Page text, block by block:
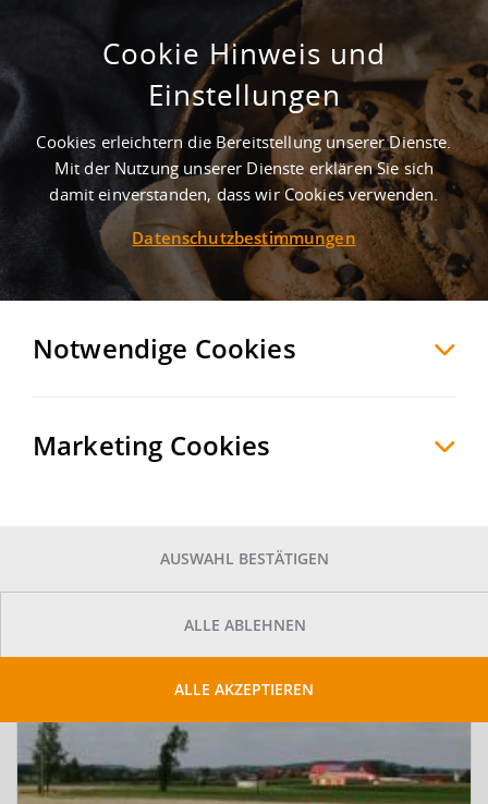
1 Treffer -Gewerbegebiete in Aidenbach
Aidenbach
Möchten Sie diese Suche als Suchauftrag
Objekte informiert werden?
Cookie Hinweis und
Einstellungen
Cookies erleichtern die Bereitstellung unserer Dienste.
Mit der Nutzung unserer Dienste erklären Sie sich
damit einverstanden, dass wir Cookies verwenden.
Datenschutzbestimmungen
Notwendige Cookies
Marketing Cookies
AUSWAHL BESTÄTIGEN
ALLE ABLEHNEN
ALLE AKZEPTIEREN